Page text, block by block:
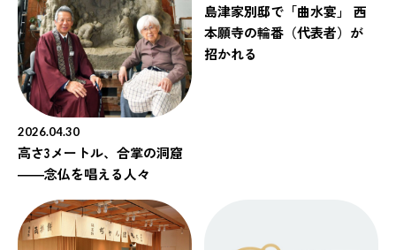
2026.04.30
高さ3メートル、合掌の洞窟
――念仏を唱える人々
島津家別邸で「曲水宴」 西
本願寺の輪番（代表者）が
招かれる